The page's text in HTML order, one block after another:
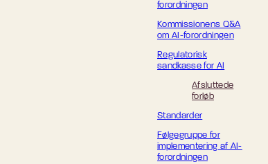
forordningen
Kommissionens Q&A
om AI-forordningen
Regulatorisk
sandkasse for AI
Afsluttede
forløb
Standarder
Følgegruppe for
implementering af AI-
forordningen